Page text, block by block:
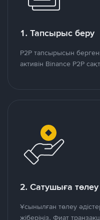
1. Тапсырыс беру
P2P тапсырысын
активін Binance P2P
2. Сатушыға төлеу
Ұсынылған төлеу
жіберіңіз. Фиат